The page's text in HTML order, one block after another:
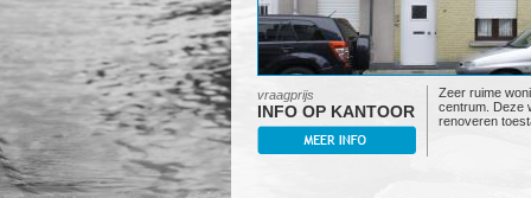
vraagprijs
INFO OP KANTOOR
Zeer ruime
centrum. Deze
renoveren